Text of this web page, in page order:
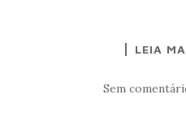
LEIA
Sem